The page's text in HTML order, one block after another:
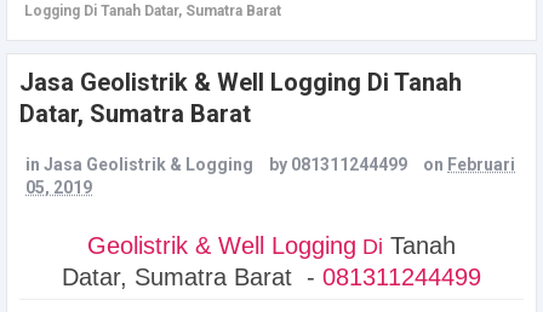
Logging Di Tanah Datar, Sumatra Barat
Jasa Geolistrik & Well Logging Di Tanah
Datar, Sumatra Barat
in Jasa Geolistrik & Logging by 081311244499 on Februari
05, 2019
Geolistrik & Well Logging Di Tanah
Datar, Sumatra Barat - 081311244499